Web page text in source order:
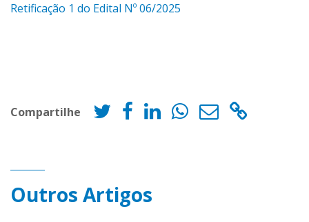
Retificação 1 do Edital Nº 06/2025
Compartilhe
Outros Artigos